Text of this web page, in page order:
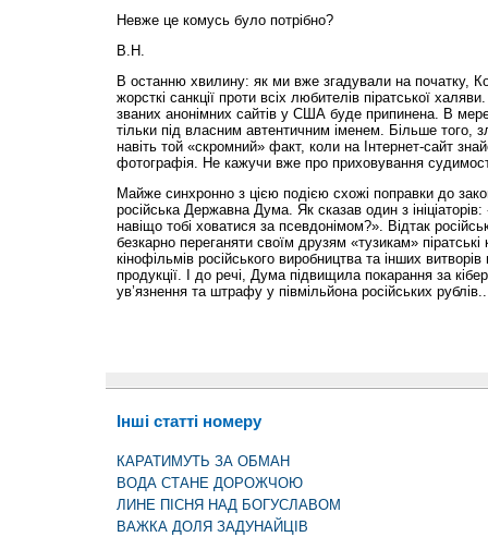
Невже це комусь було потрібно?
В.Н.
В останню хвилину: як ми вже згадували на початку,
жорсткі санкції проти всіх любителів піратської
званих анонімних сайтів у США буде припинена. В
тільки під власним автентичним іменем. Більше того,
навіть той «скромний» факт, коли на Інтернет-сайт
фотографія. Не кажучи вже про приховування
Майже синхронно з цією подією схожі поправки до
російська Державна Дума. Як сказав один з
навіщо тобі ховатися за псевдонімом?». Відтак
безкарно переганяти своїм друзям «тузикам» піратські
кінофільмів російського виробництва та інших витворів
продукції. І до речі, Дума підвищила покарання за
ув’язнення та штрафу у півмільйона російських
Інші статті номеру
КАРАТИМУТЬ ЗА ОБМАН
ВОДА СТАНЕ ДОРОЖЧОЮ
ЛИНЕ ПІСНЯ НАД БОГУСЛАВОМ
ВАЖКА ДОЛЯ ЗАДУНАЙЦІВ